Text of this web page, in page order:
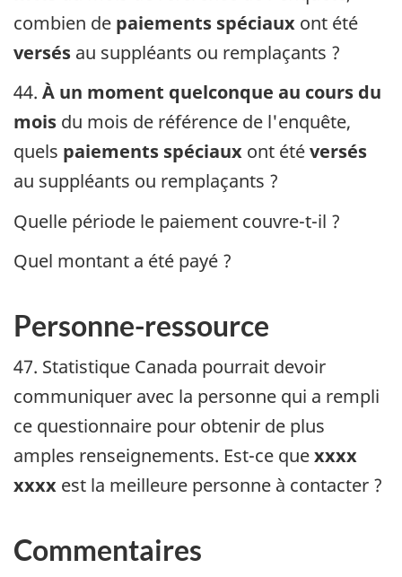
combien de paiements spéciaux ont été
versés au suppléants ou remplaçants ?
44. À un moment quelconque au cours du
mois du mois de référence de l'enquête,
quels paiements spéciaux ont étéversés
au suppléants ou remplaçants ?
Quelle période le paiement couvre-t-il ?
Quel montant a été payé ?
Personne-ressource
47. Statistique Canada pourrait devoir
communiquer avec la personne qui a rempli
ce questionnaire pour obtenir de plus
amples renseignements. Est-ce quexxxx
xxxx est la meilleure personne à contacter ?
Commentaires